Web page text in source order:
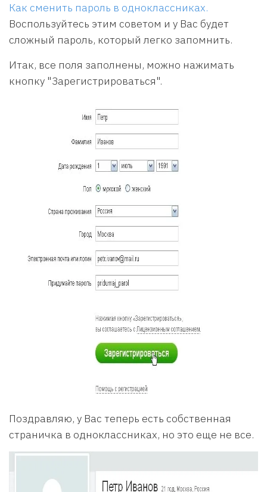
Как сменить пароль в одноклассниках.
Воспользуйтесь этим советом и у Вас будет
сложный пароль, который легко запомнить.
Итак, все поля заполнены, можно нажимать
кнопку "Зарегистрироваться".
Поздравляю, у Вас теперь есть собственная
страничка в одноклассниках, но это еще не все.